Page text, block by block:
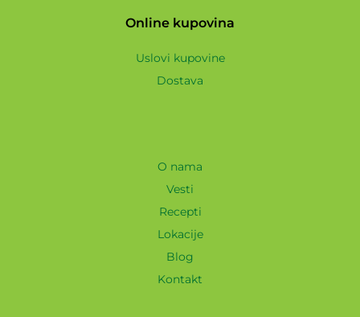
Online kupovina
Uslovi kupovine
Dostava
O nama
Vesti
Recepti
Lokacije
Blog
Kontakt